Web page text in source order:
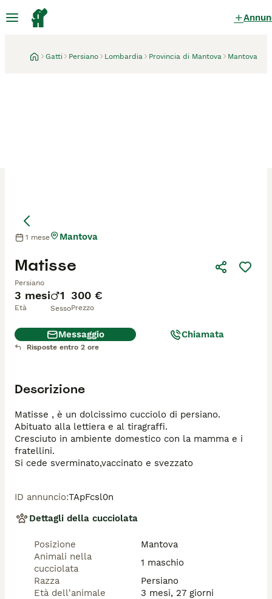
Gatti Persiano Lombardia Provincia di Mantova Mantova
3 mesi
Età
1
Sesso
300 €
Prezzo
Matisse
Persiano
1 mese Mantova
Messaggio Chiamata
Risposte entro 2 ore
Descrizione
Matisse , è un dolcissimo cucciolo di persiano.
Abituato alla lettiera e al tiragraffi.
Cresciuto in ambiente domestico con la mamma e i
fratellini.
Si cede sverminato,vaccinato e svezzato
ID annuncio:TApFcsl0n
Dettagli della cucciolata
Posizione
Mantova
Animali nella
cucciolata
1 maschio
Razza
Persiano
Età dell'animale
3 mesi, 27 giorni